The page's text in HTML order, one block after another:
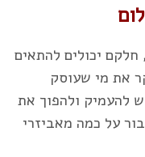
חלקם יכולים להתאים
את מי שעוסק
להעמיק ולהפוך את
על כמה מאביזרי